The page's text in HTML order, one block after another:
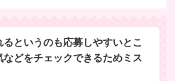
というのも応募しやすいとこ
どをチェックできるためミス